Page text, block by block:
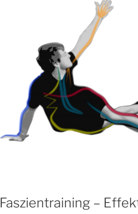
Faszientraining –